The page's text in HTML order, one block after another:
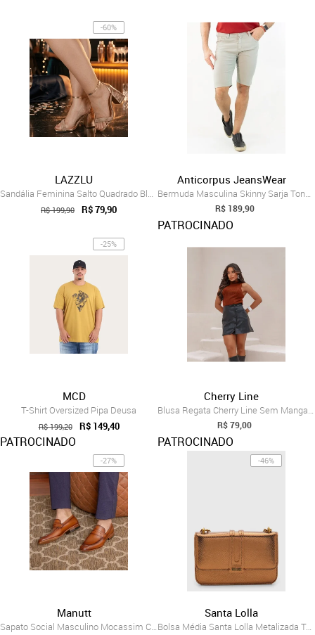
-60%
LAZZLU
Sandália Feminina Salto Quadrado Bloco G...
R$ 199,90 R$ 79,90
Anticorpus JeansWear
Bermuda Masculina Skinny Sarja Tons Neut...
R$ 189,90
PATROCINADO
-25%
MCD
T-Shirt Oversized Pipa Deusa
R$ 199,20 R$ 149,40
PATROCINADO
Cherry Line
Blusa Regata Cherry Line Sem Mangas Gola...
R$ 79,00
PATROCINADO
-27%
Manutt
Sapato Social Masculino Mocassim Clássic...
-46%
Santa Lolla
Bolsa Média Santa Lolla Metalizada Textu...